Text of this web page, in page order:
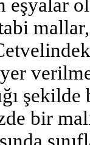
eşyalar
yer
bir